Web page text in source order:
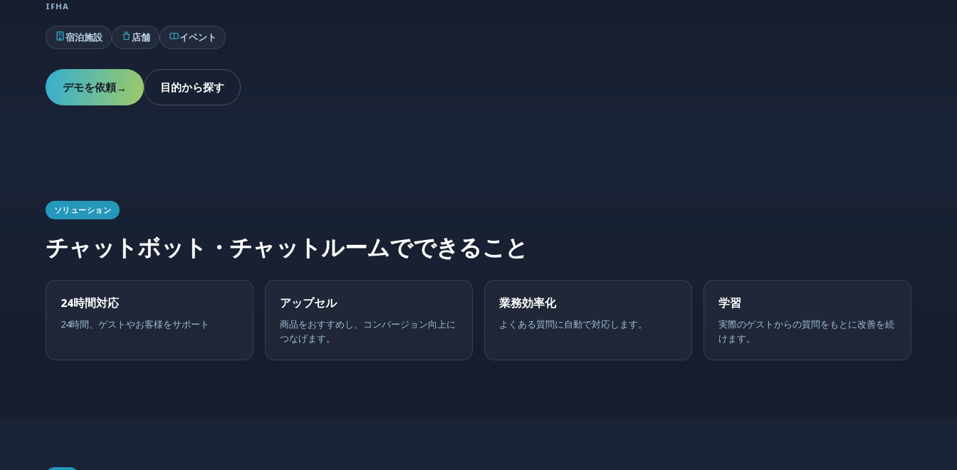
IFHA
宿泊施設 店舗 イベント
デモを依頼→ 目的から探す
ソリューション
チャットボット・チャットルームでできること
24時間対応
24時間、ゲストやお客様をサポート
アップセル
商品をおすすめし、コンバージョン向上に
つなげます。
業務効率化
よくある質問に自動で対応します。
学習
実際のゲストからの質問をもとに改善を続
けます。